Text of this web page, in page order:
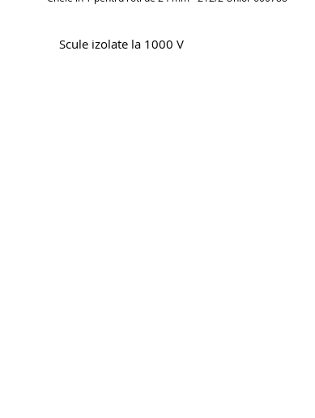
Scule izolate la 1000 V